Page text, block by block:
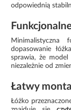
odpowiednią
Minimalistyczna
dopasowanie
sprawia, że model
niezależnie od
Łatwy
Łóżko